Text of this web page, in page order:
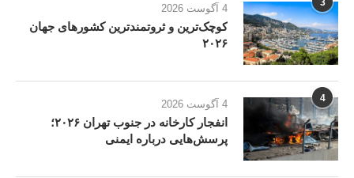
3 4 آگوست 2026
کوچک‌ترین و ثروتمندترین کشورهای جهان
۲۰۲۶
4 4 آگوست 2026
انفجار کارخانه در جنوب تهران ۲۰۲۶؛
پرسش‌هایی درباره ایمنی